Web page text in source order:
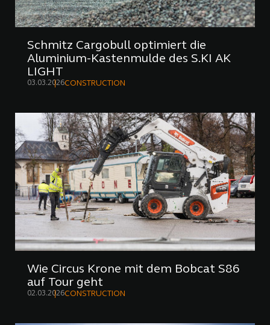
Schmitz Cargobull optimiert die
Aluminium-Kastenmulde des S.KI AK
LIGHT
03.03.2026CONSTRUCTION
Wie Circus Krone mit dem Bobcat S86
auf Tour geht
02.03.2026CONSTRUCTION